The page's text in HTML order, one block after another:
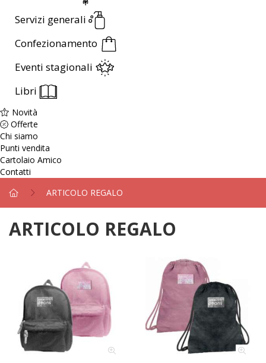
Servizi generali
Confezionamento
Eventi stagionali
Libri
Novità
Offerte
Chi siamo
Punti vendita
Cartolaio Amico
Contatti
ARTICOLO REGALO
ARTICOLO REGALO